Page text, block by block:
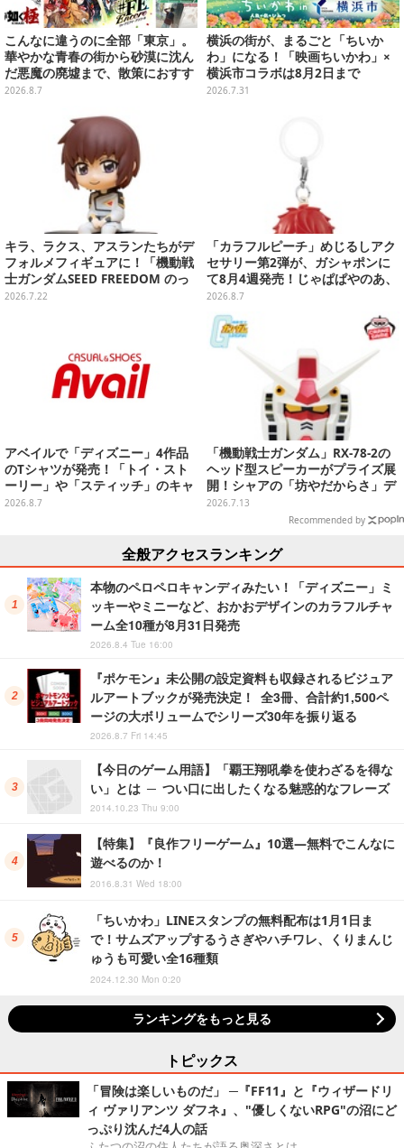
こんなに違うのに全部「東京」。
華やかな青春の街から砂漠に沈ん
だ悪魔の廃墟まで、散策におすす
め東京ゲーム5選【特集】
2026.8.7
横浜の街が、まるごと「ちいか
わ」になる！「映画ちいかわ」×
横浜市コラボは8月2日まで
2026.7.31
キラ、ラクス、アスランたちがデ
フォルメフィギュアに！「機動戦
士ガンダムSEED FREEDOM のっ
かるんです♪」予約締切間近
2026.7.22
「カラフルピーチ」めじるしアク
セサリー第2弾が、ガシャポンに
て8月4週発売！じゃぱぱやのあ、
シヴァたちメンバー11名分ライン
ナップ
2026.8.7
アベイルで「ディズニー」4作品
のTシャツが発売！「トイ・スト
ーリー」や「スティッチ」のキャ
ラを刺しゅうでデザイン
2026.8.7
「機動戦士ガンダム」RX-78-2の
ヘッド型スピーカーがプライズ展
開！シャアの「坊やだからさ」デ
ザインなどオシャレなグラス3種
2026.7.13
Recommended by
全般アクセスランキング
本物のペロペロキャンディみたい！「ディズニー」ミ
ッキーやミニーなど、おかおデザインのカラフルチャ
ーム全10種が8月31日発売
2026.8.4 Tue 16:00
『ポケモン』未公開の設定資料も収録されるビジュア
ルアートブックが発売決定！ 全3冊、合計約1,500ペ
ージの大ボリュームでシリーズ30年を振り返る
2026.8.7 Fri 14:45
【今日のゲーム用語】「覇王翔吼拳を使わざるを得な
い」とは ─ つい口に出したくなる魅惑的なフレーズ
2014.10.23 Thu 9:00
【特集】『良作フリーゲーム』10選―無料でこんなに
遊べるのか！
2016.8.31 Wed 18:00
「ちいかわ」LINEスタンプの無料配布は1月1日ま
で！サムズアップするうさぎやハチワレ、くりまんじ
ゅうも可愛い全16種類
2024.12.30 Mon 0:20
ランキングをもっと見る
トピックス
「冒険は楽しいものだ」 ─『FF11』と『ウィザードリ
ィ ヴァリアンツ ダフネ』、"優しくないRPG"の沼にど
っぷり沈んだ4人の話